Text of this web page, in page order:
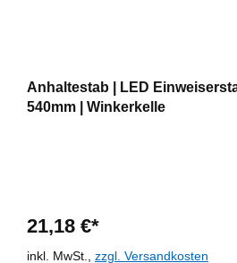
Anhaltestab | LED
540mm | Winkerkelle
21,18 €*
inkl. MwSt., zzgl. Versandkosten